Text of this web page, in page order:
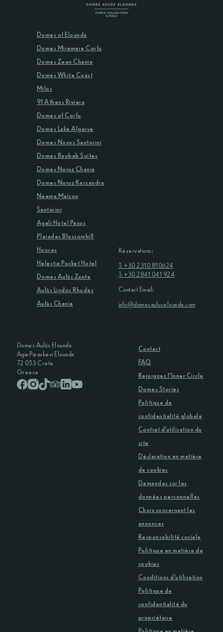
Domes Aulūs Elounda
Agia Paraskevi Elounda
72 053 Crete
Greece
Contact
FAQ
Rejoignez l’Inner Circle
Domes Stories
Politique de
confidentialité globale
Contrat d’utilisation du
site
Déclaration en matière
de cookies
Demandes sur les
données personnelles
Choix concernant les
annonces
Responsabilité sociale
Politique en matière de
cookies
Conditions d’utilisation
Politique de
confidentialité du
propriétaire
Réservations:
T: +30 2310 810624
T: +30 2841 041 924
Contact Email:
info@domesauluselounda.com
Domes of Elounda
Domes Miramare Corfu
Domes Zeen Chania
Domes White Coast
Milos
91 Athens Riviera
Domes of Corfu
Domes Lake Algarve
Domes Novos Santorini
Domes Baobab Suites
Domes Noruz Chania
Domes Noruz Kassandra
Neema Maison
Santorini
Agali Hotel Paxos
Pleiades Blossomhill
Houses
Helestia Pocket Hotel
Domes Aulūs Zante
Aulūs Lindos Rhodes
Aulūs Chania